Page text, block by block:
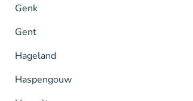
Genk
Gent
Hageland
Haspengouw